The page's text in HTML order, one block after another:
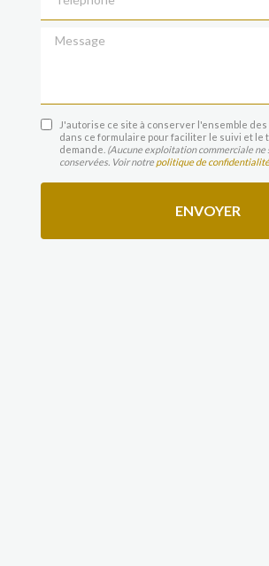
Message
J'autorise ce site à conserver l'ensemble
dans ce formulaire pour faciliter le suivi et le
demande. (Aucune exploitation commerciale ne
conservées. Voir notre politique de confidentialité